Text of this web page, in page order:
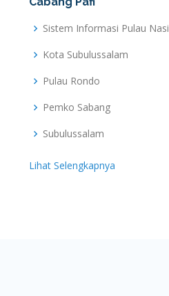
Sistem Informasi Pulau Nasi
Kota Subulussalam
Pulau Rondo
Pemko Sabang
Subulussalam
Lihat Selengkapnya